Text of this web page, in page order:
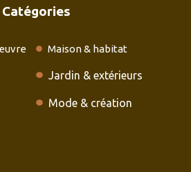
Catégories
Maison & habitat
Jardin & extérieurs
Mode & création